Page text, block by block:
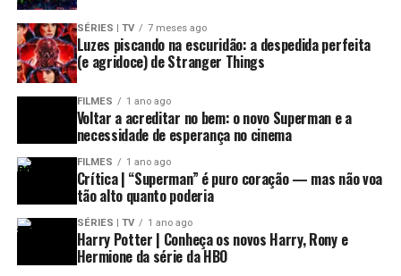
SÉRIES | TV 7 meses ago
Luzes piscando na escuridão: a despedida perfeita
(e agridoce) de Stranger Things
FILMES 1 ano ago
Voltar a acreditar no bem: o novo Superman e a
necessidade de esperança no cinema
FILMES 1 ano ago
Crítica | “Superman” é puro coração — mas não voa
tão alto quanto poderia
SÉRIES | TV 1 ano ago
Harry Potter | Conheça os novos Harry, Rony e
Hermione da série da HBO